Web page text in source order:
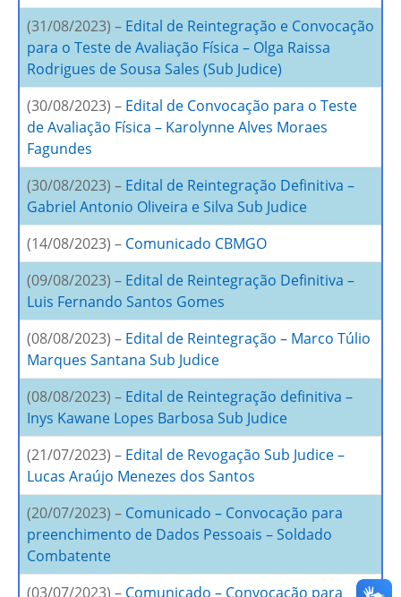
(31/08/2023) – Edital de Reintegração e Convocação
para o Teste de Avaliação Física – Olga Raissa
Rodrigues de Sousa Sales (Sub Judice)
(30/08/2023) – Edital de Convocação para o Teste
de Avaliação Física – Karolynne Alves Moraes
Fagundes
(30/08/2023) – Edital de Reintegração Definitiva –
Gabriel Antonio Oliveira e Silva Sub Judice
(14/08/2023) – Comunicado CBMGO
(09/08/2023) – Edital de Reintegração Definitiva –
Luis Fernando Santos Gomes
(08/08/2023) – Edital de Reintegração – Marco Túlio
Marques Santana Sub Judice
(08/08/2023) – Edital de Reintegração definitiva –
Inys Kawane Lopes Barbosa Sub Judice
(21/07/2023) – Edital de Revogação Sub Judice –
Lucas Araújo Menezes dos Santos
(20/07/2023) – Comunicado – Convocação para
preenchimento de Dados Pessoais – Soldado
Combatente
(03/07/2023) – Comunicado – Convocação para